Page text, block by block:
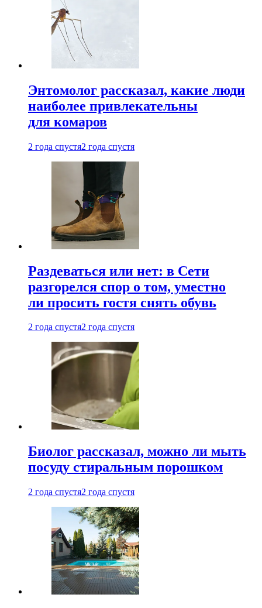
Энтомолог рассказал, какие люди
наиболее привлекательны
для комаров
2 года спустя2 года спустя
Раздеваться или нет: в Сети
разгорелся спор о том, уместно
ли просить гостя снять обувь
2 года спустя2 года спустя
Биолог рассказал, можно ли мыть
посуду стиральным порошком
2 года спустя2 года спустя